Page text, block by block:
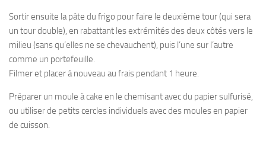
Sortir ensuite la pâte du frigo pour faire le deuxième tour (qui sera
un tour double), en rabattant les extrémités des deux côtés vers le
milieu (sans qu’elles ne se chevauchent), puis l’une sur l’autre
comme un portefeuille.
Filmer et placer à nouveau au frais pendant 1 heure.
Préparer un moule à cake en le chemisant avec du papier sulfurisé,
ou utiliser de petits cercles individuels avec des moules en papier
de cuisson.